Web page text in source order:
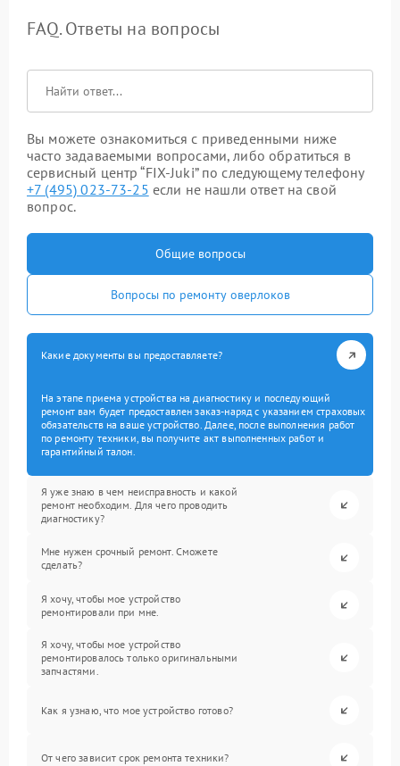
FAQ. Ответы на вопросы
Вы можете ознакомиться с приведенными ниже
часто задаваемыми вопросами, либо обратиться в
сервисный центр “FIX-Juki” по следующему телефону
+7 (495) 023-73-25 если не нашли ответ на свой
вопрос.
Общие вопросы
Вопросы по ремонту оверлоков
Какие документы вы предоставляете?
На этапе приема устройства на диагностику и последующий
ремонт вам будет предоставлен заказ-наряд с указанием страховых
обязательств на ваше устройство. Далее, после выполнения работ
по ремонту техники, вы получите акт выполненных работ и
гарантийный талон.
Я уже знаю в чем неисправность и какой
ремонт необходим. Для чего проводить
диагностику?
Мне нужен срочный ремонт. Сможете
сделать?
Я хочу, чтобы мое устройство
ремонтировали при мне.
Я хочу, чтобы мое устройство
ремонтировалось только оригинальными
запчастями.
Как я узнаю, что мое устройство готово?
От чего зависит срок ремонта техники?